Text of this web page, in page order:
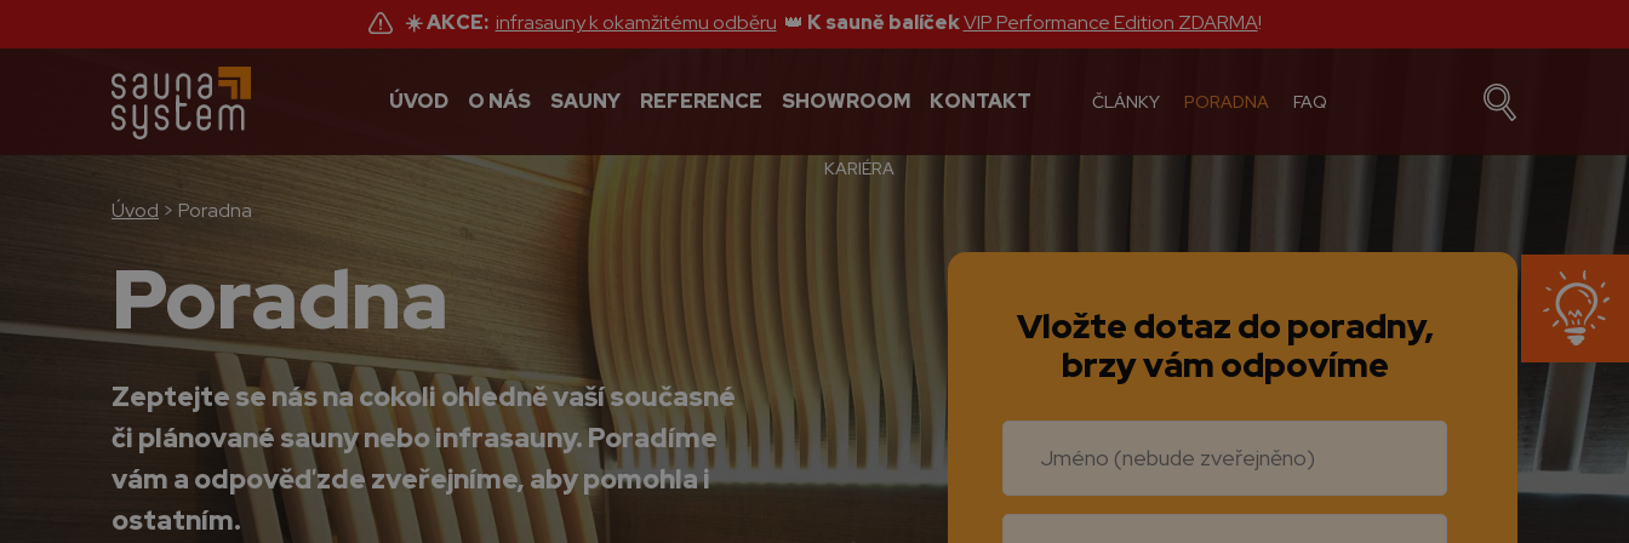
☀️ AKCE: infrasauny k okamžitému odběru 👑 K sauně balíčekVIP Performance Edition ZDARMA!
ÚVOD O NÁS SAUNY REFERENCE SHOWROOM KONTAKT ČLÁNKY PORADNA FAQ
KARIÉRA
Úvod > Poradna
Poradna
Zeptejte se nás na cokoli ohledně vaší současné
či plánované sauny nebo infrasauny. Poradíme
vám a odpověď zde zveřejníme, aby pomohla i
ostatním.
Vložte dotaz do poradny,
brzy vám odpovíme